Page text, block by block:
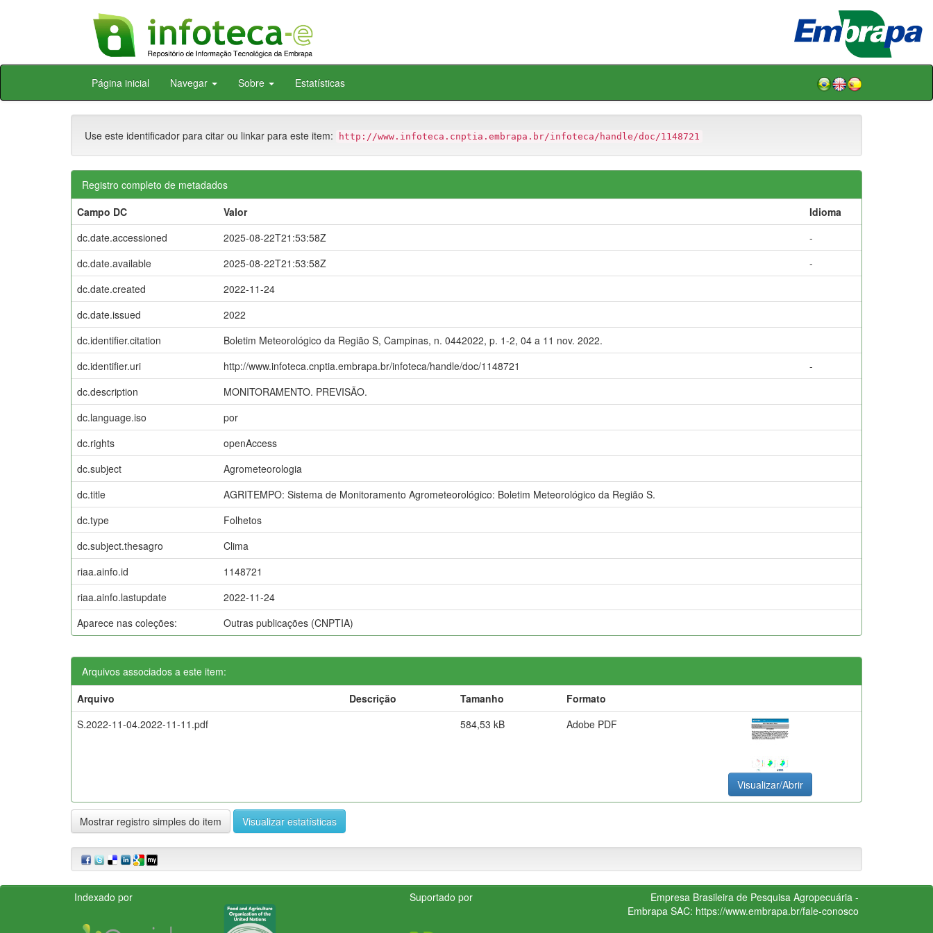
Skip
Página inicial Navegar Sobre Estatísticas
Use este identificador para citar ou linkar para este item: http://www.infoteca.cnptia.embrapa.br/infoteca/handle/doc/1148721
Registro completo de metadados
Campo DC
Valor
Idioma
dc.date.accessioned
2025-08-22T21:53:58Z
-
dc.date.available
2025-08-22T21:53:58Z
-
dc.date.created
2022-11-24
dc.date.issued
2022
dc.identifier.citation
Boletim Meteorológico da Região S, Campinas, n. 0442022, p. 1-2, 04 a 11 nov. 2022.
dc.identifier.uri
http://www.infoteca.cnptia.embrapa.br/infoteca/handle/doc/1148721
-
dc.description
MONITORAMENTO. PREVISÃO.
dc.language.iso
por
dc.rights
openAccess
dc.subject
Agrometeorologia
dc.title
AGRITEMPO: Sistema de Monitoramento Agrometeorológico: Boletim Meteorológico da Região S.
dc.type
Folhetos
dc.subject.thesagro
Clima
riaa.ainfo.id
1148721
riaa.ainfo.lastupdate
2022-11-24
Aparece nas coleções:
Outras publicações (CNPTIA)
Arquivos associados a este item:
Arquivo
Descrição Tamanho
Formato
S.2022-11-04.2022-11-11.pdf
584,53 kB Adobe PDF
Visualizar/Abrir
Mostrar registro simples do item Visualizar estatísticas
Indexado por Suportado por
Empresa Brasileira de Pesquisa Agropecuária -
Embrapa SAC: https://www.embrapa.br/fale-conosco